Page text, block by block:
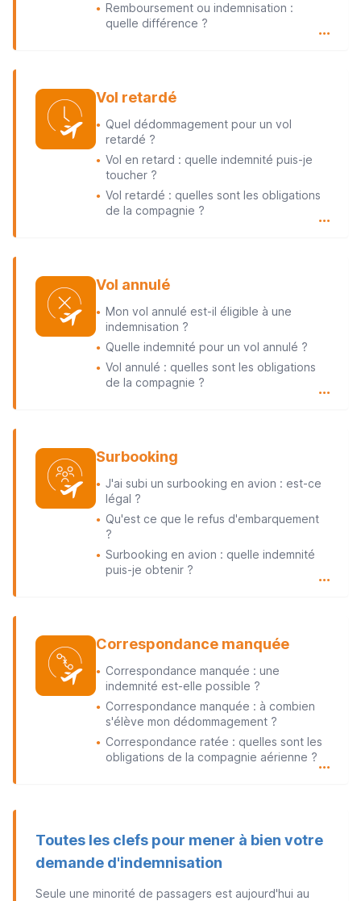
● Remboursement ou indemnisation :
quelle différence ?
…
Vol retardé
●
Quel dédommagement pour un vol
retardé ?
● Vol en retard : quelle indemnité puis-je
toucher ?
● Vol retardé : quelles sont les obligations
de la compagnie ?
…
Vol annulé
● Mon vol annulé est-il éligible à une
indemnisation ?
● Quelle indemnité pour un vol annulé ?
● Vol annulé : quelles sont les obligations
de la compagnie ?
…
Surbooking
● J'ai subi un surbooking en avion : est-ce
légal ?
●
Qu'est ce que le refus d'embarquement
?
● Surbooking en avion : quelle indemnité
puis-je obtenir ?
…
Correspondance manquée
●
Correspondance manquée : une
indemnité est-elle possible ?
●
Correspondance manquée : à combien
s'élève mon dédommagement ?
●
Correspondance ratée : quelles sont les
obligations de la compagnie aérienne ?…
Toutes les clefs pour mener à bien votre
demande d'indemnisation
Seule une minorité de passagers est aujourd'hui au